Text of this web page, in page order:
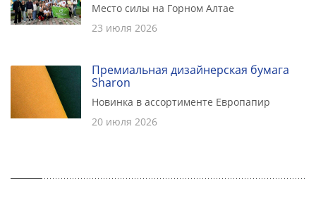
Место силы на Горном Алтае
23 июля 2026
Премиальная дизайнерская бумага
Sharon
Новинка в ассортименте Европапир
20 июля 2026